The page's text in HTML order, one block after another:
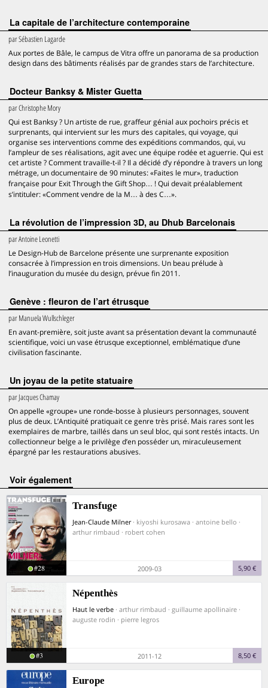
La capitale de l’architecture contemporaine
parSébastien Lagarde
Aux portes de Bâle, le campus de Vitra offre un panorama de sa production
design dans des bâtiments réalisés par de grandes stars de l’architecture.
Docteur Banksy & Mister Guetta
parChristophe Mory
Qui est Banksy ? Un artiste de rue, graffeur génial aux pochoirs précis et
surprenants, qui intervient sur les murs des capitales, qui voyage, qui
organise ses interventions comme des expéditions commandos, qui, vu
l’ampleur de ses réalisations, agit avec une équipe rodée et aguerrie. Qui est
cet artiste ? Comment travaille-t-il ? Il a décidé d’y répondre à travers un long
métrage, un documentaire de 90 minutes: «Faites le mur», traduction
française pour Exit Through the Gift Shop… ! Qui devait préalablement
s’intituler: «Comment vendre de la M… à des C…».
La révolution de l’impression 3D, au Dhub Barcelonais
parAntoine Leonetti
Le Design-Hub de Barcelone présente une surprenante exposition
consacrée à l’impression en trois dimensions. Un beau prélude à
l’inauguration du musée du design, prévue fin 2011.
Genève : fleuron de l’art étrusque
parManuela Wullschleger
En avant-première, soit juste avant sa présentation devant la communauté
scientifique, voici un vase étrusque exceptionnel, emblématique d’une
civilisation fascinante.
Un joyau de la petite statuaire
parJacques Chamay
On appelle «groupe» une ronde-bosse à plusieurs personnages, souvent
plus de deux. L’Antiquité pratiquait ce genre très prisé. Mais rares sont les
exemplaires de marbre, taillés dans un seul bloc, qui sont restés intacts. Un
collectionneur belge a le privilège d’en posséder un, miraculeusement
épargné par les restaurations abusives.
voir également
Transfuge
Jean-Claude Milner · kiyoshi kurosawa · antoine bello ·
arthur rimbaud · robert cohen
#28 2009-03 5,90 €
Népenthès
Haut le verbe · arthur rimbaud · guillaume apollinaire ·
auguste rodin · pierre legros
#3 2011-12 8,50 €
Europe